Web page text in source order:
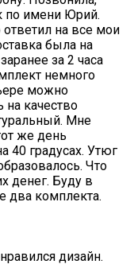
по имени Юрий.
на все мои
была на
за 2 часа
немного
можно
на качество
Мне
же день
40 градусах. Утюг
Что
денег. Буду в
два комплекта.
дизайн.